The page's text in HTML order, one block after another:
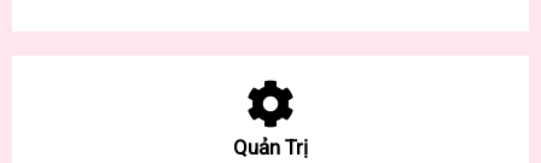
Quản Trị